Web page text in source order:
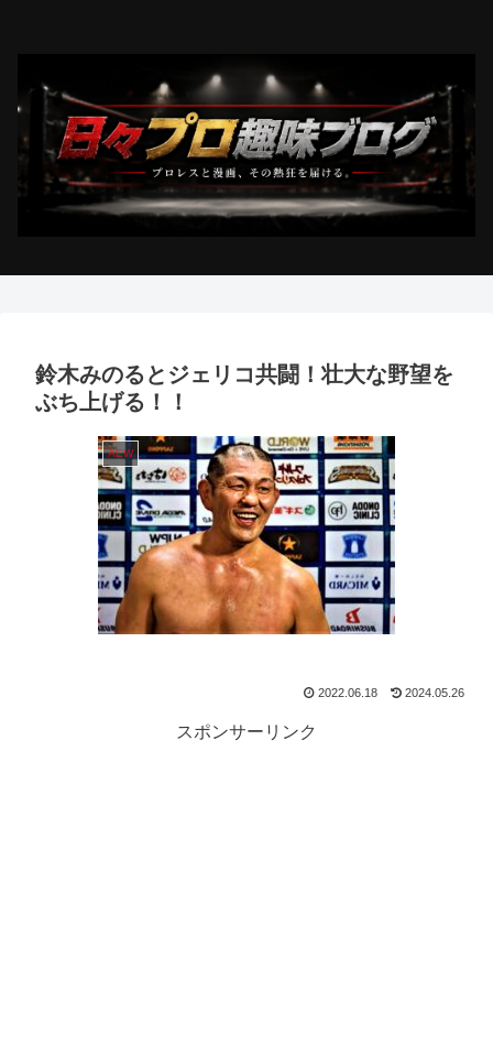
鈴木みのるとジェリコ共闘！壮大な野望を
ぶち上げる！！
AEW
2022.06.18 2024.05.26
スポンサーリンク